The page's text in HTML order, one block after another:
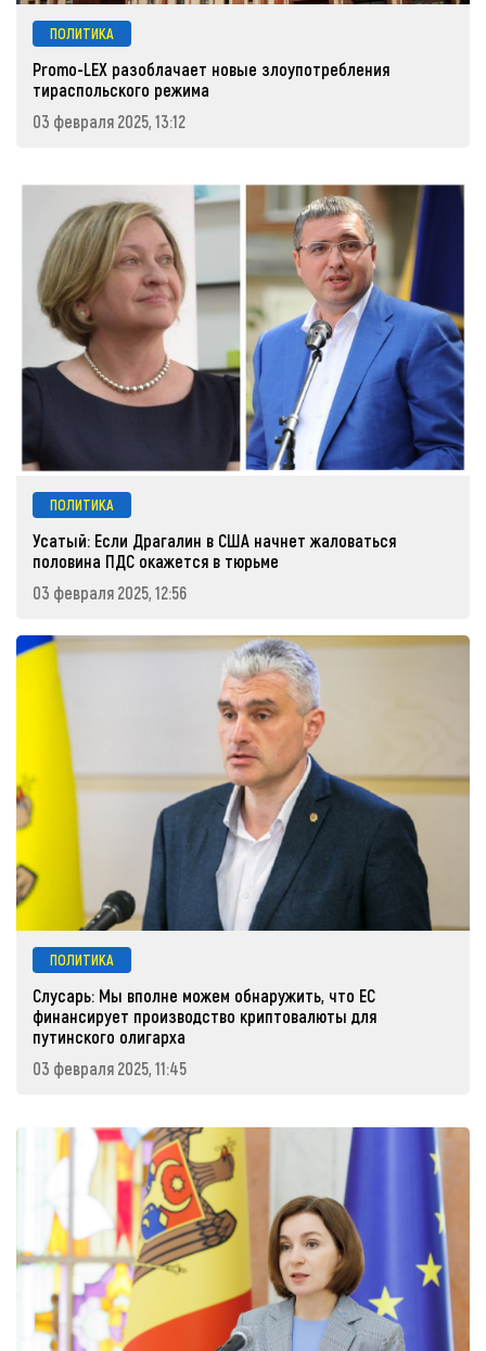
ПОЛИТИКА
Promo-LEX разоблачает новые злоупотребления
тираспольского режима
03 февраля 2025, 13:12
ПОЛИТИКА
Усатый: Если Драгалин в США начнет жаловаться
половина ПДС окажется в тюрьме
03 февраля 2025, 12:56
ПОЛИТИКА
Слусарь: Мы вполне можем обнаружить, что ЕС
финансирует производство криптовалюты для
путинского олигарха
03 февраля 2025, 11:45